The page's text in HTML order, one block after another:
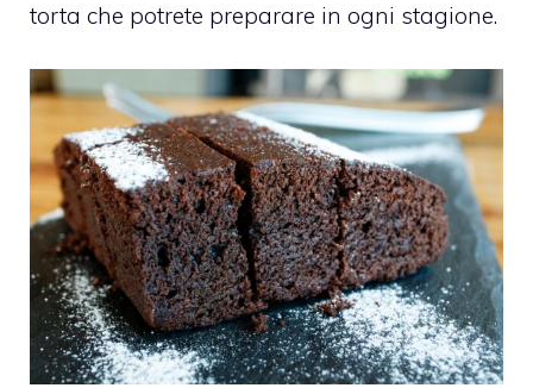
torta che potrete preparare in ogni stagione.